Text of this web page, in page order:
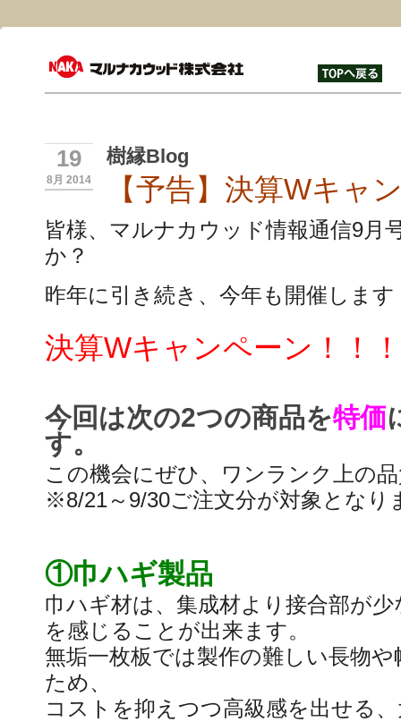
19
8月 2014
樹縁Blog
【予告】決算Wキャ
皆様、マルナカウッド情報通信9月
か？
昨年に引き続き、今年も開催します
決算Wキャンペーン！！！
今回は次の2つの商品を特価
す。
この機会にぜひ、ワンランク上の
※8/21～9/30ご注文分が対象となり
①巾ハギ製品
巾ハギ材は、集成材より接合部が
を感じることが出来ます。
無垢一枚板では製作の難しい長物
ため、
コストを抑えつつ高級感を出せる